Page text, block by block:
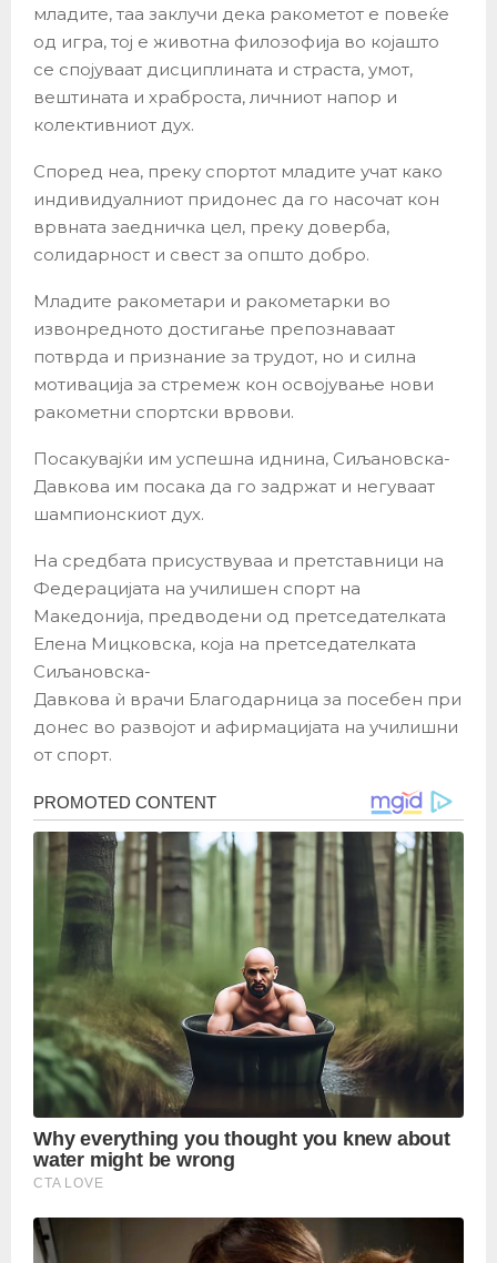
младите, таа заклучи дека ракометот е повеќе
од игра, тој е животна филозофија во којашто
се спојуваат дисциплината и страста, умот,
вештината и храброста, личниот напор и
колективниот дух.
Според неа, преку спортот младите учат како
индивидуалниот придонес да го насочат кон
врвната заедничка цел, преку доверба,
солидарност и свест за општо добро.
Младите ракометари и ракометарки во
извонредното достигање препознаваат
потврда и признание за трудот, но и силна
мотивација за стремеж кон освојување нови
ракометни спортски врвови.
Посакувајќи им успешна иднина, Сиљановска-
Давкова им посака да го задржат и негуваат
шампионскиот дух.
На средбата присуствуваа и претставници на
Федерацијата на училишен спорт на
Македонија, предводени од претседателката
Елена Мицковска, која на претседателката
Сиљановска-
Давкова ѝ врачи Благодарница за посебен при
донес во развојот и афирмацијата на училишни
от спорт.